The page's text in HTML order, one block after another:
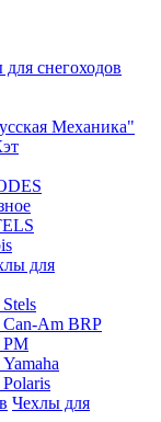
снегоходов
Механика"
для
Am BRP
РМ
Чехлы для